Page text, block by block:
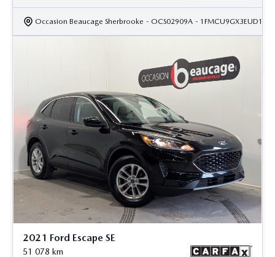
Occasion Beaucage Sherbrooke - OCS02909A -
2021 Ford Escape SE
51 078 km